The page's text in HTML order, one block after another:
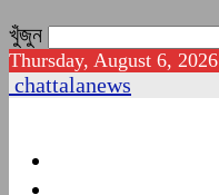
খুঁজুন
Thursday, August 6, 2026
chattalanews